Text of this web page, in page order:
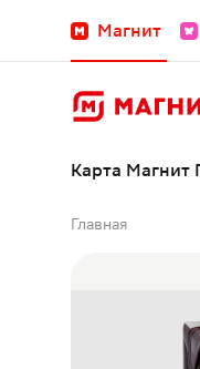
Магнит
Карта Магнит
Главная